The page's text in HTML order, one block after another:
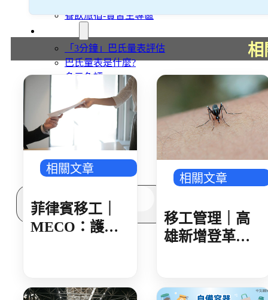
餐飲旅宿-實習生專區
「3分鐘」巴氏量表評估
巴氏量表是什麼?
多元免評
常見問題
關於我們
服務據點
案例分享
失聯協尋
尋
相
相關文章
菲律賓移工｜
MECO：護照
相關文章
移工管理｜高
雄新增登革熱
據實告知旅遊